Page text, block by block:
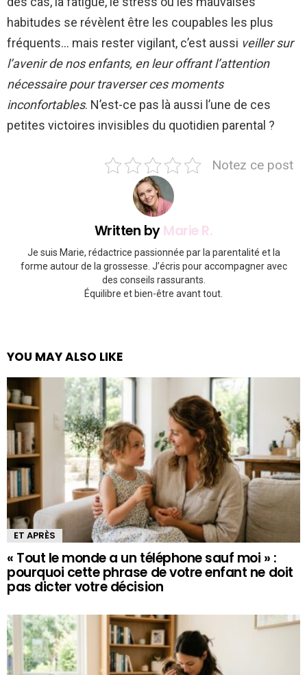
habitudes se révèlent être les coupables les plus
fréquents… mais rester vigilant, c’est aussi veiller sur
l’avenir de nos enfants, en leur offrant l’attention
nécessaire pour traverser ces moments
inconfortables. N’est-ce pas là aussi l’une de ces
petites victoires invisibles du quotidien parental ?
Notez ce post
Written byMarie R.
Je suis Marie, rédactrice passionnée par la parentalité et la
forme autour de la grossesse. J’écris pour accompagner avec
des conseils rassurants.
Équilibre et bien-être avant tout.
YOU MAY ALSO LIKE
ET APRÈS
« Tout le monde a un téléphone sauf moi » :
pourquoi cette phrase de votre enfant ne doit
pas dicter votre décision